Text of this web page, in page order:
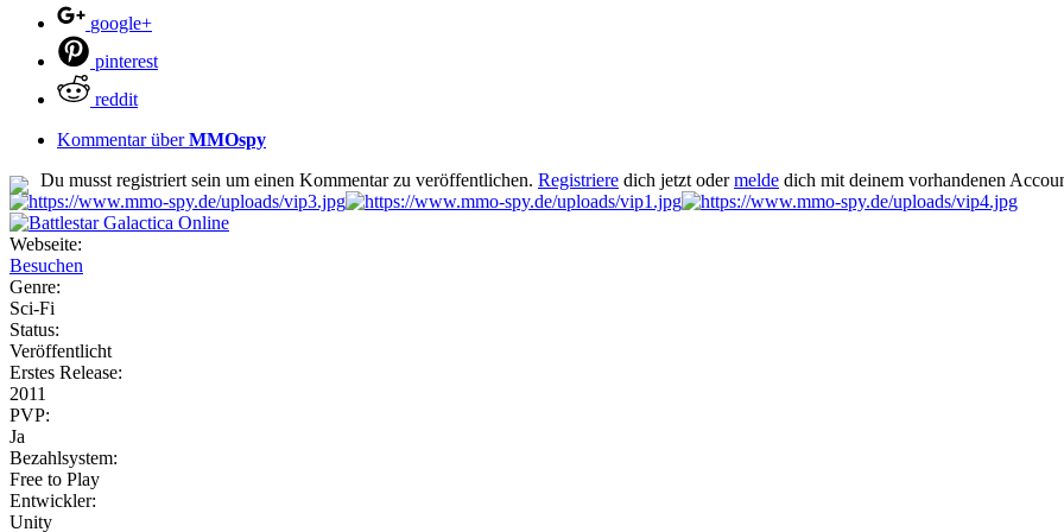
google+
pinterest
reddit
Kommentar überMMOspy
Du musst registriert sein um einen Kommentar zu veröffentlichen. Registriere dich jetzt odermelde dich mit deinem vorhandenen
Webseite:
Besuchen
Genre:
Sci-Fi
Status:
Veröffentlicht
Erstes Release:
2011
PVP:
Ja
Bezahlsystem:
Free to Play
Entwickler:
Unity